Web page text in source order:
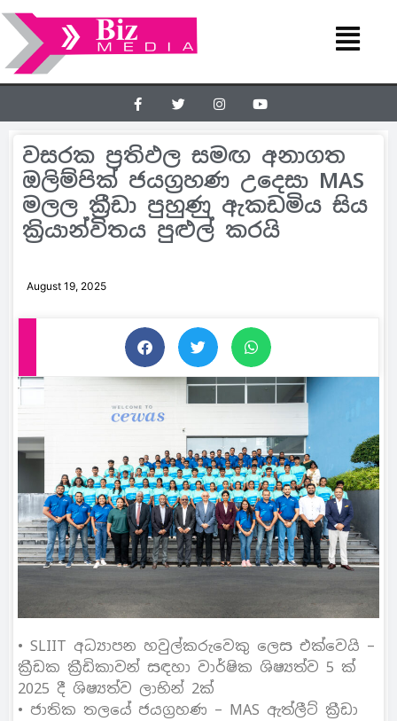
වසරක ප්‍රතිඵල සමඟ අනාගත
ඔලිම්පික් ජයග්‍රහණ උදෙසා MAS
මලල ක්‍රීඩා පුහුණු ඇකඩමිය සිය
ක්‍රියාන්විතය පුළුල් කරයි
August 19, 2025
• SLIIT අධ්‍යාපන හවුල්කරුවෙකු ලෙස එක්වෙයි –
ක්‍රීඩක ක්‍රීඩිකාවන් සඳහා වාර්ෂික ශිෂ්‍යත්ව 5 ක්
2025 දී ශිෂ්‍යත්ව ලාභින් 2ක්
• ජාතික තලයේ ජයග්‍රහණ – MAS ඇත්ලීට් ක්‍රීඩා